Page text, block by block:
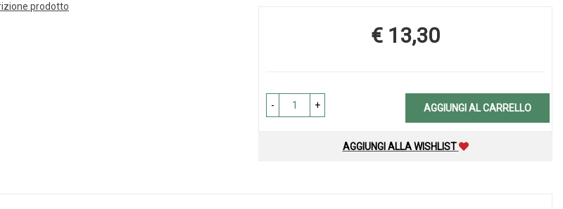
prodotto
Prezzo
€ 13,30
- + AGGIUNGI AL CARRELLO
AGGIUNGI ALLA WISHLIST